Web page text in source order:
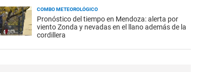
COMBO METEOROLÓGICO
Pronóstico del tiempo en Mendoza: alerta por
viento Zonda y nevadas en el llano además de la
cordillera